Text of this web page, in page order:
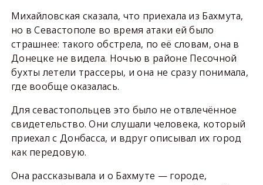
Михайловская сказала, что приехала из Бахмута,
но в Севастополе во время атаки ей было
страшнее: такого обстрела, по её словам, она в
Донецке не видела. Ночью в районе Песочной
бухты летели трассеры, и она не сразу понимала,
где вообще оказалась.
Для севастопольцев это было не отвлечённое
свидетельство. Они слушали человека, который
приехал с Донбасса, и вдруг описывал их город
как передовую.
Она рассказывала и о Бахмуте — городе,